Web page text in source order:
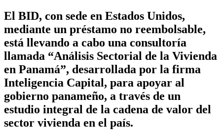
El BID, con sede en Estados Unidos,
mediante un préstamo no reembolsable,
está llevando a cabo una consultoría
llamada “Análisis Sectorial de la Vivienda
en Panamá”, desarrollada por la firma
Inteligencia Capital, para apoyar al
gobierno panameño, a través de un
estudio integral de la cadena de valor del
sector vivienda en el país.